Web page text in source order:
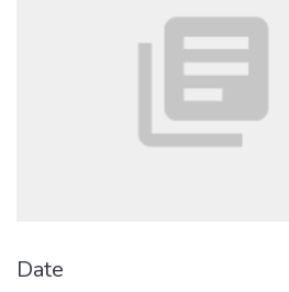
Date